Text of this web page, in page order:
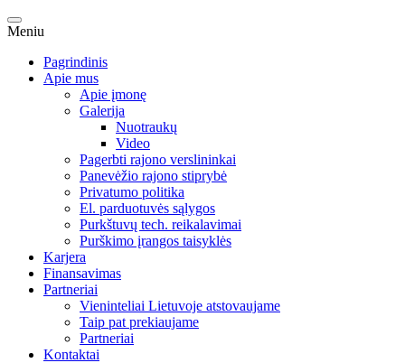
Meniu
Pagrindinis
Apie mus
Apie įmonę
Galerija
Nuotraukų
Video
Pagerbti rajono verslininkai
Panevėžio rajono stiprybė
Privatumo politika
El. parduotuvės sąlygos
Purkštuvų tech. reikalavimai
Purškimo įrangos taisyklės
Karjera
Finansavimas
Partneriai
Vieninteliai Lietuvoje atstovaujame
Taip pat prekiaujame
Partneriai
Kontaktai